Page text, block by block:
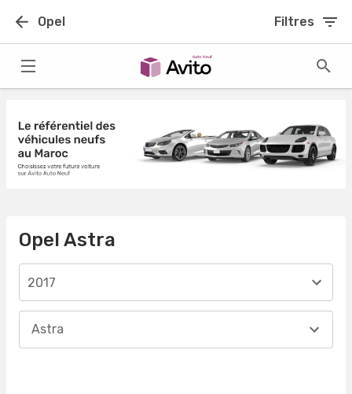
Opel Filtres
Opel Astra
2017
Astra